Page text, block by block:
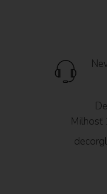
Milhosť